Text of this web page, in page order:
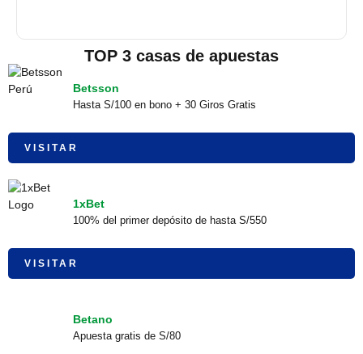
TOP 3 casas de apuestas
Betsson
Hasta S/100 en bono + 30 Giros Gratis
VISITAR
1xBet
100% del primer depósito de hasta S/550
VISITAR
Betano
Apuesta gratis de S/80